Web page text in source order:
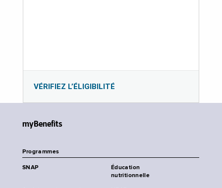
VÉRIFIEZ L’ÉLIGIBILITÉ
myBenefits
Programmes
SNAP
Éducation
nutritionnelle